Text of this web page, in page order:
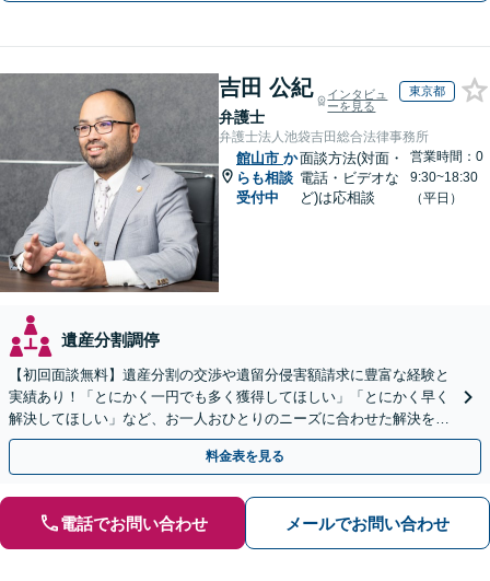
吉田 公紀
弁護士
インタビュ
ーを見る
東京都
弁護士法人池袋吉田総合法律事務所
館山市 か
らも相談
受付中
面談方法(対面・
電話・ビデオな
ど)は応相談
営業時間：0
9:30~18:30
（平日）
遺産分割調停
【初回面談無料】遺産分割の交渉や遺留分侵害額請求に豊富な経験と
実績あり！「とにかく一円でも多く獲得してほしい」「とにかく早く
解決してほしい」など、お一人おひとりのニーズに合わせた解決を目
指します【WEB面談可】
料金表を見る
電話でお問い合わせ メールでお問い合わせ